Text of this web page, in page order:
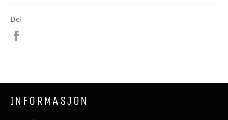
Del
INFORMASJON